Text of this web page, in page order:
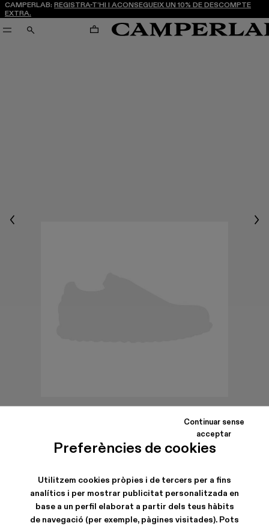
Preferències de cookies
Utilitzem cookies pròpies i de tercers per a fins
analítics i per mostrar publicitat personalitzada en
base a un perfil elaborat a partir dels teus hàbits
de navegació (per exemple, pàgines visitades). Pots
Continuar sense
acceptar
CAMPERLAB: REGISTRA-T’HI I ACONSEGUEIX UN 10% DE DESCOMPTE
EXTRA.
CERCA CARRO
Previous
Bossa de nanses de pell encoixinada de color bordeus i groc.
CARACTERÍSTIQUES